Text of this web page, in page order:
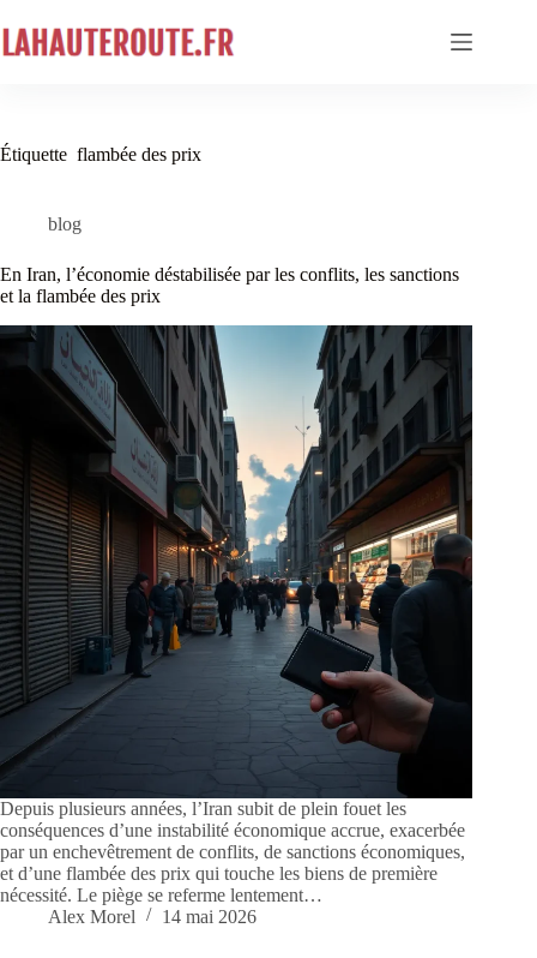
au
contenu
Étiquette flambée des prix
blog
En Iran, l’économie déstabilisée par les conflits, les sanctions
et la flambée des prix
Depuis plusieurs années, l’Iran subit de plein fouet les
conséquences d’une instabilité économique accrue, exacerbée
par un enchevêtrement de conflits, de sanctions économiques,
et d’une flambée des prix qui touche les biens de première
nécessité. Le piège se referme lentement…
Alex Morel
14 mai 2026